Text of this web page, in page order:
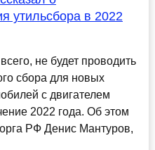
утильсбора в 2022
не будет проводить
сбора для новых
с двигателем
2022 года. Об этом
РФ Денис Мантуров,